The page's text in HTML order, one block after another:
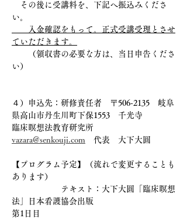
その後に受講料を、下記へ振込みくださ
い。
入金確認をもって。正式受講受理とさせ
ていただきます。
（領収書の必要な方は、当日申告くださ
い）
４）申込先：研修責任者　〒506-2135　岐阜
県高山市丹生川町下保1553　千光寺
臨床瞑想法教育研究所
vazara@senkouji.com 代表　大下大圓
【プログラム予定】（流れで変更することも
あります）
テキスト：大下大圓「臨床瞑想
法」日本看護協会出版
第1日目